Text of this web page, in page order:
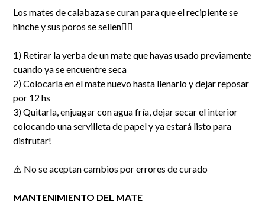
Los mates de calabaza se curan para que el recipiente se
hinche y sus poros se sellen👇🏻
1) Retirar la yerba de un mate que hayas usado previamente
cuando ya se encuentre seca
2) Colocarla en el mate nuevo hasta llenarlo y dejar reposar
por 12 hs
3) Quitarla, enjuagar con agua fría, dejar secar el interior
colocando una servilleta de papel y ya estará listo para
disfrutar!
⚠️ No se aceptan cambios por errores de curado
MANTENIMIENTO DEL MATE